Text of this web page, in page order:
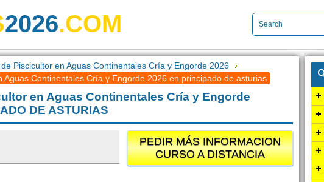
2026.COM
Piscicultor en Aguas Continentales Cría y Engorde 2026
Aguas Continentales Cría y Engorde 2026 en principado de asturias
en Aguas Continentales Cría y Engorde
DE ASTURIAS
PEDIR MÁS INFORMACION
CURSO A DISTANCIA